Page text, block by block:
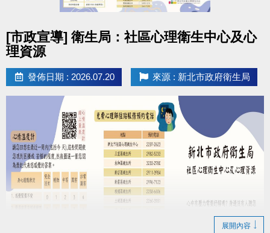
09:00 ~ 09:20 授證規則說明
09:30 ~ 11:00 分級檢定
11:00 ~ 12:00 頒發合格證書
游泳分級檢定內容傳送門
https://reurl.cc/Wbxkry
每位報名者可1名陪同者免費入場 (須年滿18歲)，第2
名 (含)以上陪同者，依場館規定收費。
【兒童陪同規定】
未滿13歲之兒童，須由1名成年家長陪同入場，該名陪
同家長可適用「免費陪同名額」，若有第2名陪同者，
[市政宣導] 衛生局：社區心理衛生中心及心
理資源
發佈日期 : 2026.07.20 來源 : 新北市政府衛生局
展開內容